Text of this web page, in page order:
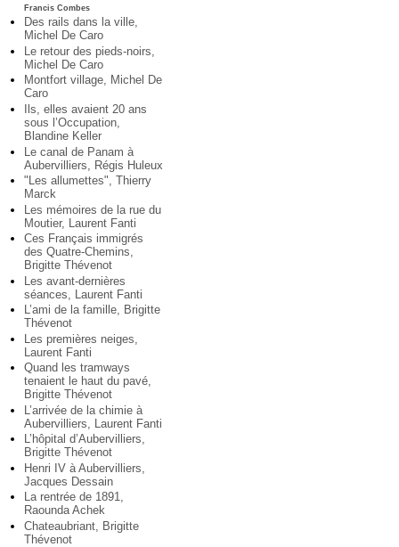
Francis Combes
Des rails dans la ville,
Michel De Caro
Le retour des pieds-noirs,
Michel De Caro
Montfort village, Michel De
Caro
Ils, elles avaient 20 ans
sous l’Occupation,
Blandine Keller
Le canal de Panam à
Aubervilliers, Régis Huleux
"Les allumettes", Thierry
Marck
Les mémoires de la rue du
Moutier, Laurent Fanti
Ces Français immigrés
des Quatre-Chemins,
Brigitte Thévenot
Les avant-dernières
séances, Laurent Fanti
L’ami de la famille, Brigitte
Thévenot
Les premières neiges,
Laurent Fanti
Quand les tramways
tenaient le haut du pavé,
Brigitte Thévenot
L’arrivée de la chimie à
Aubervilliers, Laurent Fanti
L’hôpital d’Aubervilliers,
Brigitte Thévenot
Henri IV à Aubervilliers,
Jacques Dessain
La rentrée de 1891,
Raounda Achek
Chateaubriant, Brigitte
Thévenot